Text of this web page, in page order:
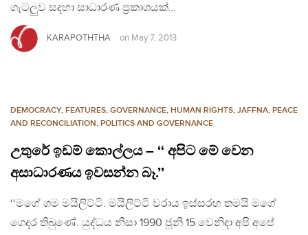
ගැටලුව සදහා සාධාරණ ප්‍රකාශයක්…
KARAPOTHTHA on May 7, 2013
DEMOCRACY, FEATURES, GOVERNANCE, HUMAN RIGHTS, JAFFNA, PEACE
AND RECONCILIATION, POLITICS AND GOVERNANCE
උතුරේ ඉඩම් කොල්ලය – ‘‘ අපිට මේ වෙන
අසාධාරණය ඉවසන්න බෑ.’’
‘‘මගේ ගම මයිලිට්ටි. මයිලිට්ටි වරාය ඉස්සරහ තමයි මගේ
ගෙදර තිබුණේ. යුද්ධය නිසා 1990 ජූනි 15 වෙනිදා අපි අපේ